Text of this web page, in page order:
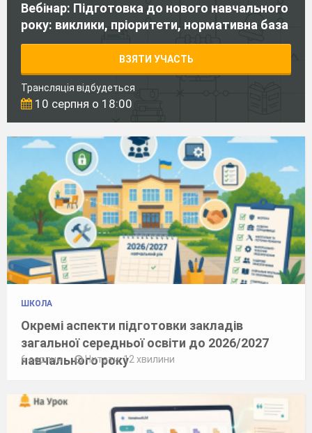
Вебінар: Підготовка до нового навчального
року: виклики, пріоритети, нормативна база
ВЗЯТИ УЧАСТЬ
Трансляція відбудеться
10 серпня о 18:00
ШКОЛА
Окремі аспекти підготовки закладів
загальної середньої освіти до 2026/2027
навчального року
6 серпня Читати: 12 хвилини